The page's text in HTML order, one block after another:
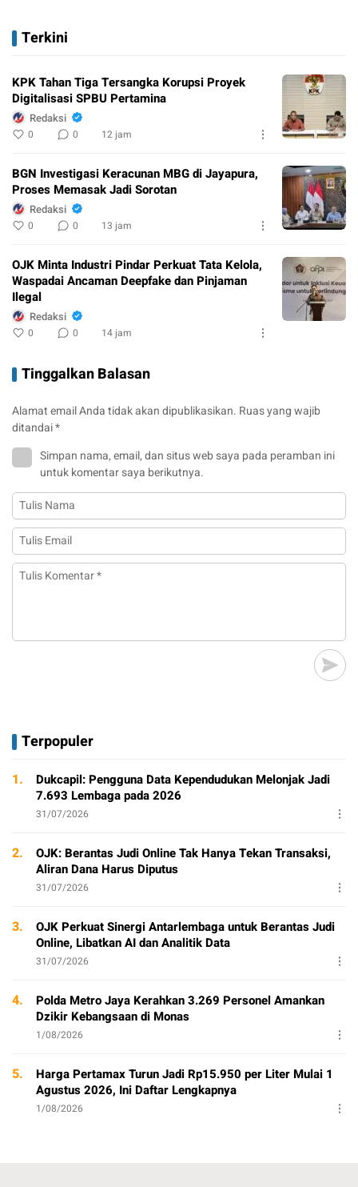
Terkini
KPK Tahan Tiga Tersangka Korupsi Proyek
Digitalisasi SPBU Pertamina
Redaksi
0 0 12 jam
BGN Investigasi Keracunan MBG di Jayapura,
Proses Memasak Jadi Sorotan
Redaksi
0 0 13 jam
OJK Minta Industri Pindar Perkuat Tata Kelola,
Waspadai Ancaman Deepfake dan Pinjaman
Ilegal
Redaksi
0 0 14 jam
Tinggalkan Balasan
Alamat email Anda tidak akan dipublikasikan. Ruas yang wajib
ditandai*
Simpan nama, email, dan situs web saya pada peramban ini
untuk komentar saya berikutnya.
Terpopuler
1.
Dukcapil: Pengguna Data Kependudukan Melonjak Jadi
7.693 Lembaga pada 2026
31/07/2026
2.
OJK: Berantas Judi Online Tak Hanya Tekan Transaksi,
Aliran Dana Harus Diputus
31/07/2026
3.
OJK Perkuat Sinergi Antarlembaga untuk Berantas Judi
Online, Libatkan AI dan Analitik Data
31/07/2026
4.
Polda Metro Jaya Kerahkan 3.269 Personel Amankan
Dzikir Kebangsaan di Monas
1/08/2026
5.
Harga Pertamax Turun Jadi Rp15.950 per Liter Mulai 1
Agustus 2026, Ini Daftar Lengkapnya
1/08/2026